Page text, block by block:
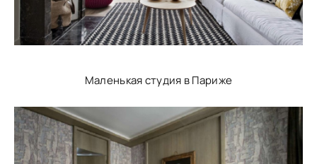
Маленькая студия в Париже